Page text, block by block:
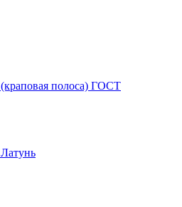
полоса) ГОСТ